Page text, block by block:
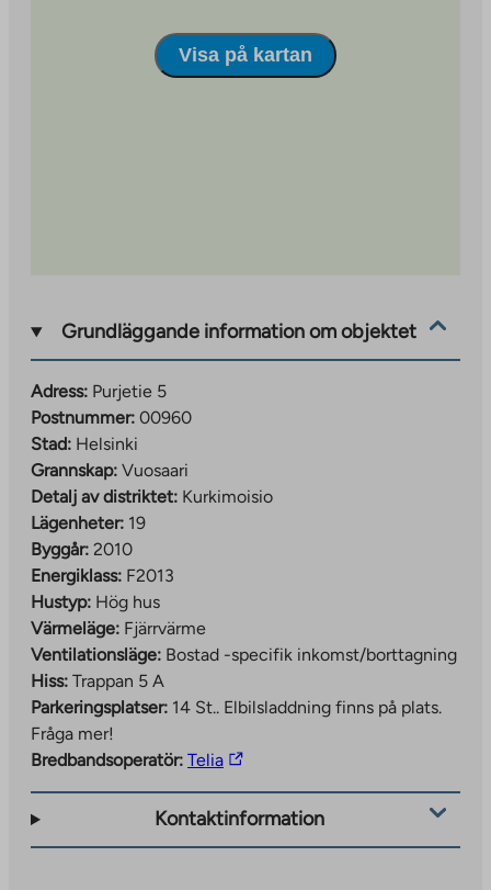
Visa på kartan
Grundläggande information om objektet
Adress: Purjetie 5
Postnummer: 00960
Stad: Helsinki
Grannskap: Vuosaari
Detalj av distriktet: Kurkimoisio
Lägenheter: 19
Byggår: 2010
Energiklass: F2013
Hustyp: Hög hus
Värmeläge: Fjärrvärme
Ventilationsläge: Bostad -specifik inkomst/borttagning
Hiss: Trappan 5 A
Parkeringsplatser: 14 St.. Elbilsladdning finns på plats.
Fråga mer!
Bredbandsoperatör: TeliaThe
takes
Kontaktinformation